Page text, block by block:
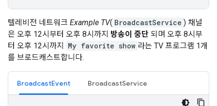
텔레비전 네트워크 Example TV( BroadcastService ) 채널
은 오후 12시부터 오후 8시까지 방송이 중단 되며 오후 8시부
터 오후 12시까지
My favorite show 라는 TV 프로그램 1개
를 브로드캐스트합니다.
BroadcastEvent BroadcastService